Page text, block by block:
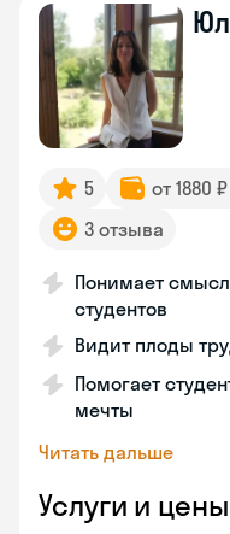
5 от 1880
3 отзыва
Понимает
студентов
Видит плоды
Помогает
мечты
Читать дальше
Услуги и цены